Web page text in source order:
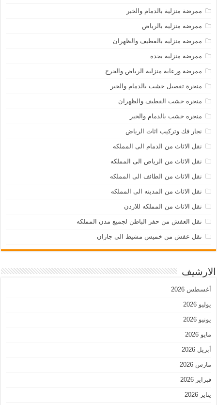
ممرضة منزلية بالدمام والخبر
ممرضة منزلية بالرياض
ممرضة منزلية بالقطيف والظهران
ممرضة منزلية بجدة
ممرضة ورعاية منزلية الرياض والخرج
منجرة تفصيل خشب بالدمام والخبر
منجره خشب القطيف والظهران
منجره خشب بالدمام والخبر
نجار فك وتركيب اثاث الرياض
نقل الاثاث من الدمام الى المملكه
نقل الاثاث من الرياض الى المملكه
نقل الاثاث من الطائف الى المملكه
نقل الاثاث من المدينه الى المملكه
نقل الاثاث من المملكه للاردن
نقل العفش من حفر الباطن لجميع مدن المملكه
نقل عفش من خميس مشيط الى جازان
الارشيف
أغسطس 2026
يوليو 2026
يونيو 2026
مايو 2026
أبريل 2026
مارس 2026
فبراير 2026
يناير 2026